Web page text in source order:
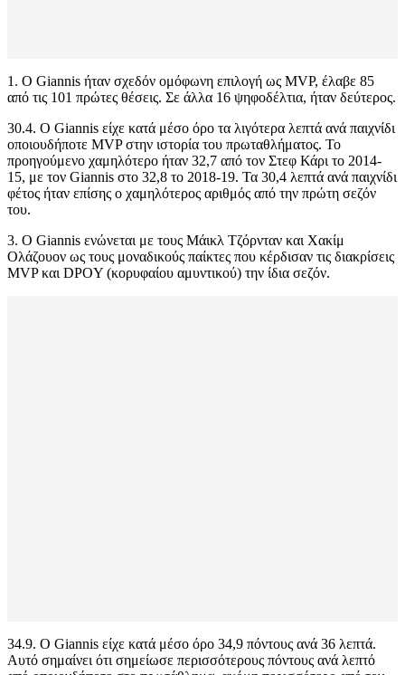
1. Ο Giannis ήταν σχεδόν ομόφωνη επιλογή ως MVP, έλαβε 85
από τις 101 πρώτες θέσεις. Σε άλλα 16 ψηφοδέλτια, ήταν δεύτερος.
30.4. Ο Giannis είχε κατά μέσο όρο τα λιγότερα λεπτά ανά παιχνίδι
οποιουδήποτε MVP στην ιστορία του πρωταθλήματος. Το
προηγούμενο χαμηλότερο ήταν 32,7 από τον Στεφ Κάρι το 2014-
15, με τον Giannis στο 32,8 το 2018-19. Τα 30,4 λεπτά ανά παιχνίδι
φέτος ήταν επίσης ο χαμηλότερος αριθμός από την πρώτη σεζόν
του.
3. Ο Giannis ενώνεται με τους Μάικλ Τζόρνταν και Χακίμ
Ολάζουον ως τους μοναδικούς παίκτες που κέρδισαν τις διακρίσεις
MVP και DPOY (κορυφαίου αμυντικού) την ίδια σεζόν.
34.9. Ο Giannis είχε κατά μέσο όρο 34,9 πόντους ανά 36 λεπτά.
Αυτό σημαίνει ότι σημείωσε περισσότερους πόντους ανά λεπτό